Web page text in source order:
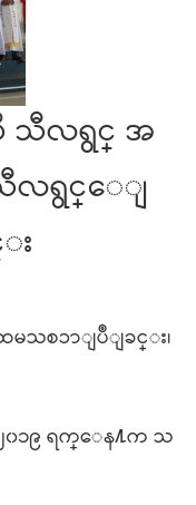
သီလရွင္ အ
လရွင္ေျ
း
မသစၥာျပဳျခင္း၊
၂၀၁၉ ရက္ေန႔က သ